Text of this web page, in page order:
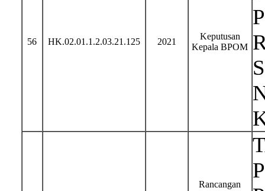
56 HK.02.01.1.2.03.21.125 2021
Keputusan
Kepala BPOM
Rancangan